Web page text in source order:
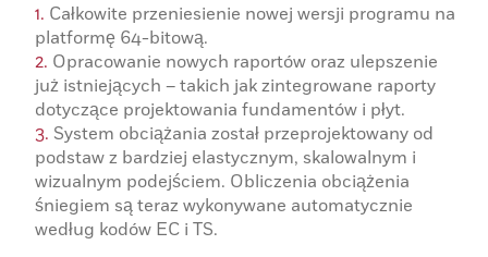
Całkowite przeniesienie nowej wersji programu na
platformę 64-bitową.
Opracowanie nowych raportów oraz ulepszenie
już istniejących – takich jak zintegrowane raporty
dotyczące projektowania fundamentów i płyt.
System obciążania został przeprojektowany od
podstaw z bardziej elastycznym, skalowalnym i
wizualnym podejściem. Obliczenia obciążenia
śniegiem są teraz wykonywane automatycznie
według kodów EC i TS.